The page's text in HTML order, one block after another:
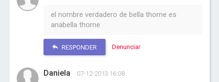
el nombre verdadero de bella thorne es
anabella thorne
RESPONDER Denunciar
Daniela 07-12-2013 16:08